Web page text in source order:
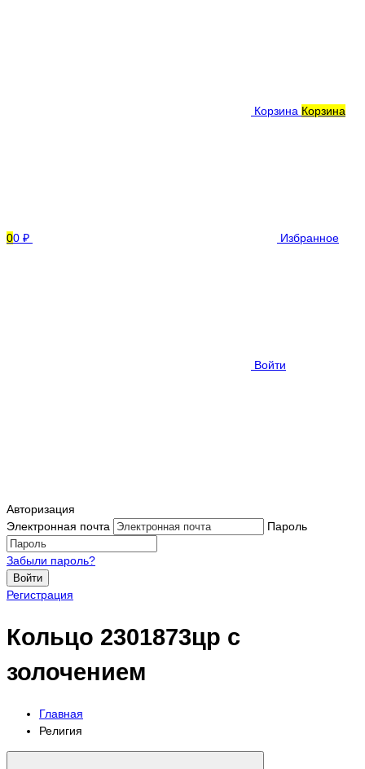
Корзина Корзина
00 ₽ Избранное
Войти
Авторизация
Электронная почта
Пароль
Забыли пароль?
Войти
Регистрация
Кольцо 2301873цр с
золочением
Главная
Религия